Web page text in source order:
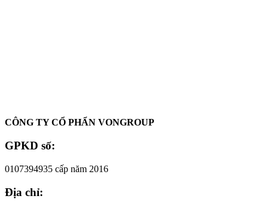
CÔNG TY CỔ PHẨN VONGROUP
GPKD số:
0107394935 cấp năm 2016
Địa chỉ: